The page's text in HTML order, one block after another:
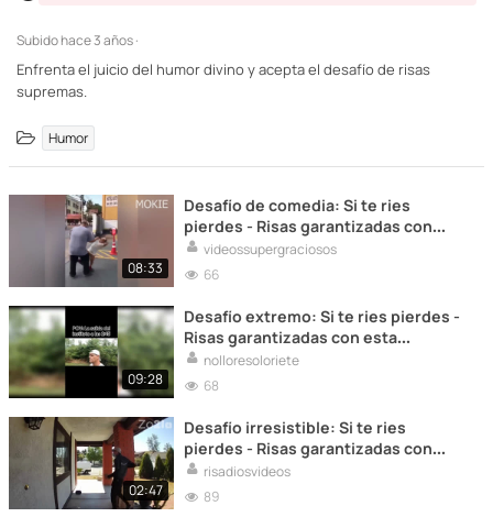
Subidohace 3 años ·
Enfrenta el juicio del humor divino y acepta el desafío de risas
supremas.
Humor
08:33
Desafío de comedia: Si te ries
pierdes - Risas garantizadas con
estos videos
videossupergraciosos
66
09:28
Desafío extremo: Si te ries pierdes -
Risas garantizadas con esta
colección
nolloresoloriete
68
02:47
Desafío irresistible: Si te ries
pierdes - Risas garantizadas con
esta selección
risadiosvideos
89